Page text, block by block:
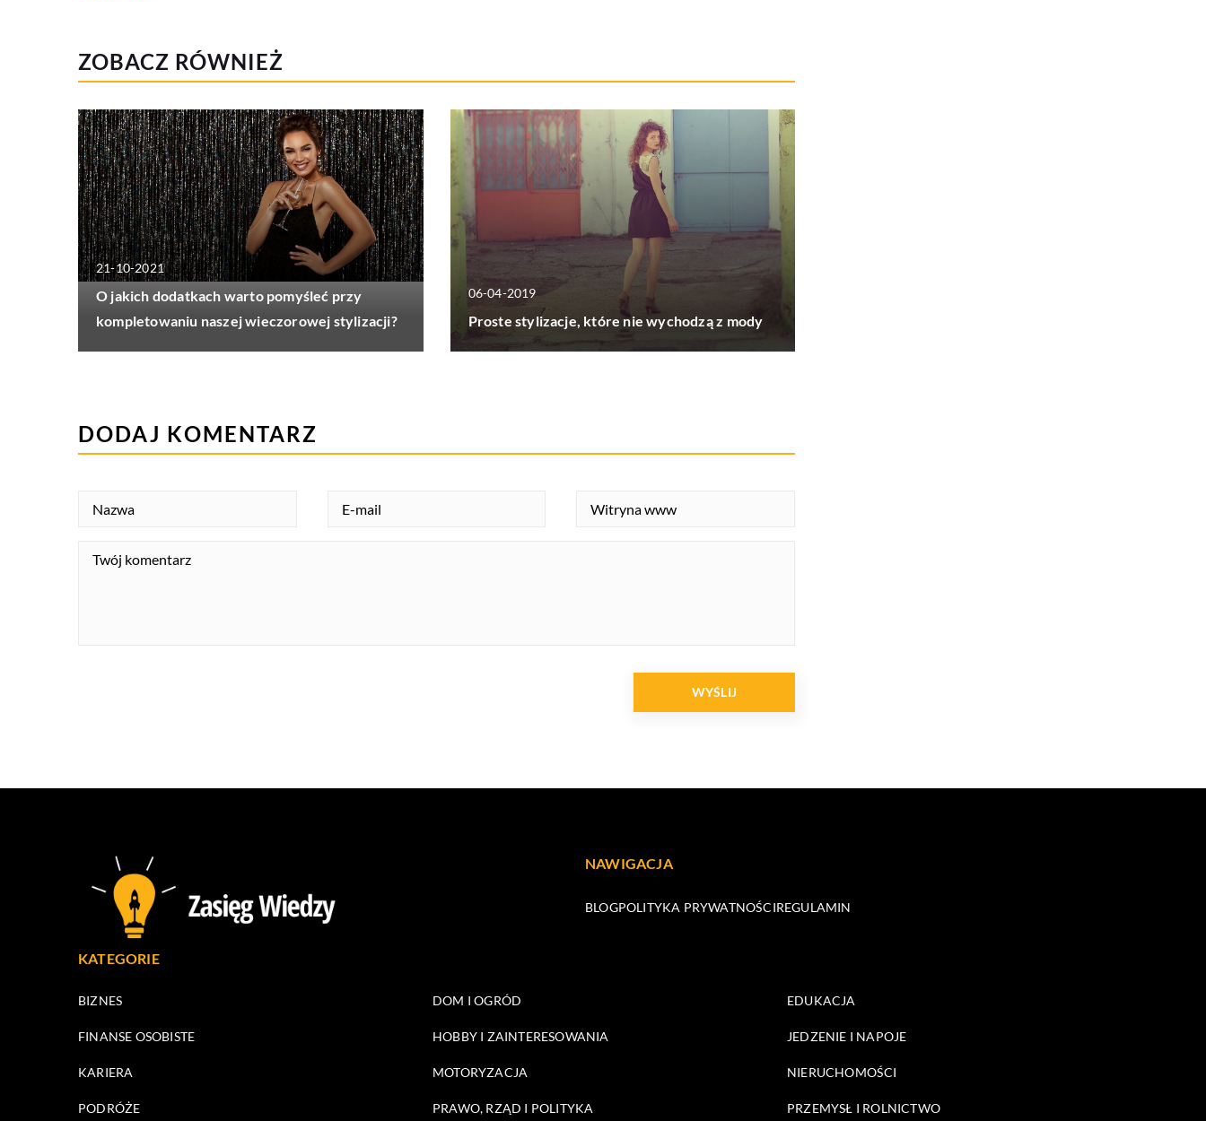
ZOBACZ RÓWNIEŻ
21-10-2021
O jakich dodatkach warto pomyśleć przy
kompletowaniu naszej wieczorowej stylizacji?
06-04-2019
Proste stylizacje, które nie wychodzą z mody
DODAJ KOMENTARZ
NAWIGACJA
BLOGPOLITYKA PRYWATNOŚCIREGULAMIN
KATEGORIE
BIZNES DOM I OGRÓD EDUKACJA
FINANSE OSOBISTE HOBBY I ZAINTERESOWANIA JEDZENIE I NAPOJE
KARIERA MOTORYZACJA NIERUCHOMOŚCI
PODRÓŻE PRAWO, RZĄD I POLITYKA PRZEMYSŁ I ROLNICTWO